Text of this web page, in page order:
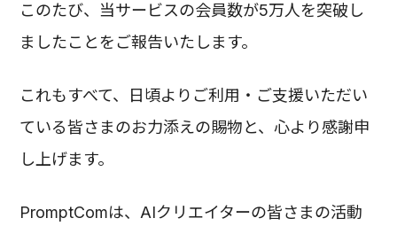
このたび、当サービスの会員数が5万人を突破し
ましたことをご報告いたします。
これもすべて、日頃よりご利用・ご支援いただい
ている皆さまのお力添えの賜物と、心より感謝申
し上げます。
PromptComは、AIクリエイターの皆さまの活動